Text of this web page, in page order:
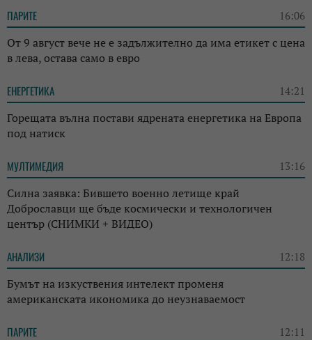
ПАРИТЕ 16:06
От 9 август вече не е задължително да има етикет с цена
в лева, остава само в евро
ЕНЕРГЕТИКА 14:21
Горещата вълна постави ядрената енергетика на Европа
под натиск
МУЛТИМЕДИЯ 13:16
Силна заявка: Бившето военно летище край
Доброславци ще бъде космически и технологичен
център (СНИМКИ + ВИДЕО)
АНАЛИЗИ 12:18
Бумът на изкуствения интелект променя
американската икономика до неузнаваемост
ПАРИТЕ 12:11